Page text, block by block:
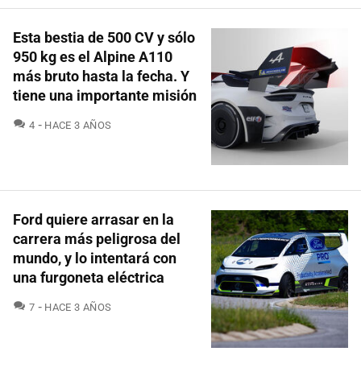
Esta bestia de 500 CV y sólo
950 kg es el Alpine A110
más bruto hasta la fecha. Y
tiene una importante misión
4 COMENTARIOS
HACE 3 AÑOS
Ford quiere arrasar en la
carrera más peligrosa del
mundo, y lo intentará con
una furgoneta eléctrica
7 COMENTARIOS
HACE 3 AÑOS